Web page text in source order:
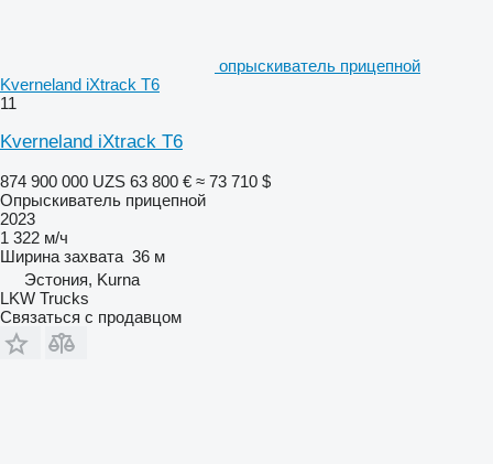
опрыскиватель прицепной
Kverneland iXtrack T6
11
Kverneland iXtrack T6
874 900 000 UZS 63 800 € ≈ 73 710 $
Опрыскиватель прицепной
2023
1 322 м/ч
Ширина захвата 36 м
Эстония, Kurna
LKW Trucks
Связаться с продавцом